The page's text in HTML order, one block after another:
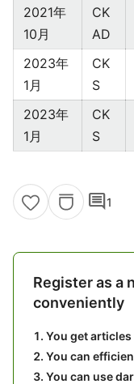
2021年
10月
CK
AD
2023年
1月
CK
S
2023年
1月
CK
S
comment1
Register as a
conveniently
You get
You can
You can use